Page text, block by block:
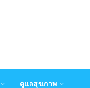
ดูแลสุขภาพ